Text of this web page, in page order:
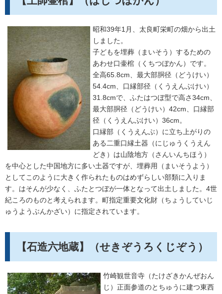
昭和39年1月、太良町栄町の畑から出土
しました。
子どもを埋葬（まいそう）するための
あわせ口壷棺（くちつぼかん）です。
全高65.8cm、最大部胴径（どうけい）
54.4cm、口縁部径（くうえんぶけい）
31.8cmで、ふたはつぼ型で高さ34cm、
最大部胴径（どうけい）42cm、口縁部
径（くうえんぶけい）36cm。
口縁部（くうえんぶ）に立ち上がりの
ある二重口縁土器（にじゅうくうえん
どき）は山陰地方（さんいんちほう）
を中心とした中国地方に多い土器ですが、埋葬用（まいそうよう）
としてこのように大きく作られたものはめずらしい部類に入りま
す。はそんが少なく、ふたとつぼが一体となって出土しました。4世
紀ころのものと考えられます。町指定重要文化財（ちょうしていじ
ゅうようぶんかざい）に指定されています。
【石造六地蔵】（せきぞうろくじぞう）
竹崎観世音寺（たけざきかんぜおん
じ）正面参道のとちゅうに建つ東西